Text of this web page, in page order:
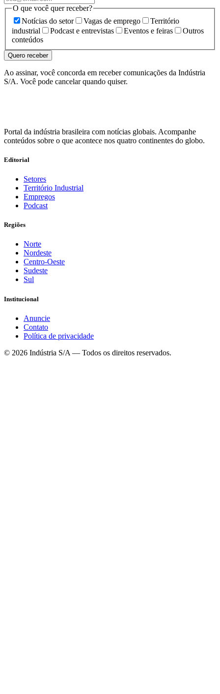
O que você quer receber?
Notícias do setor
Vagas de emprego
Território
industrial
Podcast e entrevistas Eventos e feiras
Outros
conteúdos
Quero receber
Ao assinar, você concorda em receber comunicações da Indústria
S/A. Você pode cancelar quando quiser.
Portal da indústria brasileira com notícias globais. Acompanhe
conteúdos sobre o que acontece nos quatro continentes do globo.
Editorial
Setores
Território Industrial
Empregos
Podcast
Regiões
Norte
Nordeste
Centro-Oeste
Sudeste
Sul
Institucional
Anuncie
Contato
Política de privacidade
© 2026 Indústria S/A — Todos os direitos reservados.